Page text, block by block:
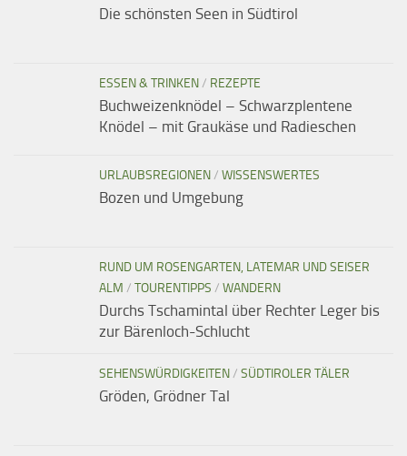
Die schönsten Seen in Südtirol
ESSEN & TRINKEN/ REZEPTE
Buchweizenknödel – Schwarzplentene
Knödel – mit Graukäse und Radieschen
URLAUBSREGIONEN/ WISSENSWERTES
Bozen und Umgebung
RUND UM ROSENGARTEN, LATEMAR UND SEISER
ALM / TOURENTIPPS / WANDERN
Durchs Tschamintal über Rechter Leger bis
zur Bärenloch-Schlucht
SEHENSWÜRDIGKEITEN/ SÜDTIROLER TÄLER
Gröden, Grödner Tal